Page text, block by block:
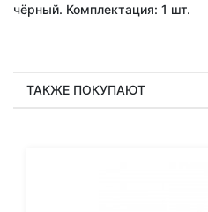
чёрный. Комплектация: 1 шт.
ТАКЖЕ ПОКУПАЮТ